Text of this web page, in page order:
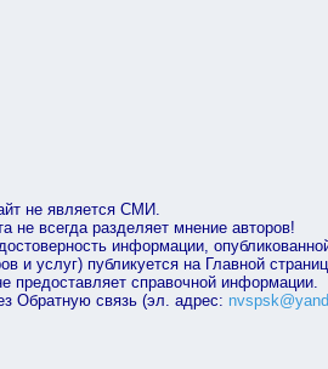
не является СМИ.
не всегда разделяет мнение авторов!
информации,
и услуг) публикуется на Главной
предоставляет справочной информации.
Обратную связь (эл. адрес: